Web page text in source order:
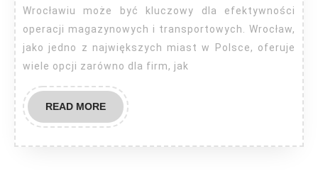
Wrocławiu może być kluczowy dla efektywności
operacji magazynowych i transportowych. Wrocław,
jako jedno z największych miast w Polsce, oferuje
wiele opcji zarówno dla firm, jak
READ MOREREAD
MORE